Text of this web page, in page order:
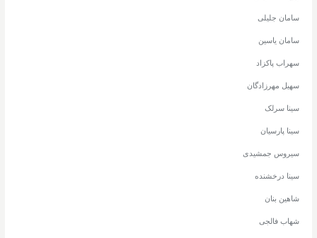
سامان جلیلی
سامان یاسین
سهراب پاکزاد
سهیل مهرزادگان
سینا سرلک
سینا پارسیان
سیروس جمشیدی
سینا درخشنده
شاهین بنان
شهاب فالجی